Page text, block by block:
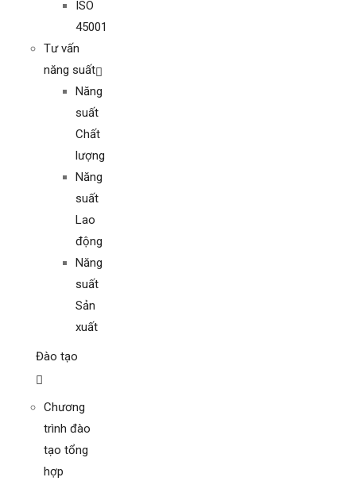
ISO
45001
Tư vấn
năng suất
Năng
suất
Chất
lượng
Năng
suất
Lao
động
Năng
suất
Sản
xuất
Đào tạo
Chương
trình đào
tạo tổng
hợp